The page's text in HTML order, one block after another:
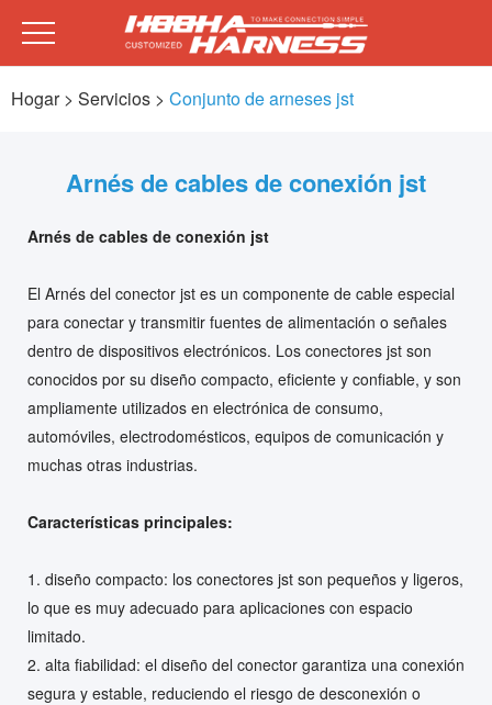
Hogar> Servicios > Conjunto de arneses jst
Arnés de cables de conexión jst
Arnés de cables de conexión jst
El Arnés del conector jst es un componente de cable especial
para conectar y transmitir fuentes de alimentación o señales
dentro de dispositivos electrónicos. Los conectores jst son
conocidos por su diseño compacto, eficiente y confiable, y son
ampliamente utilizados en electrónica de consumo,
automóviles, electrodomésticos, equipos de comunicación y
muchas otras industrias.
Características principales:
1. diseño compacto: los conectores jst son pequeños y ligeros,
lo que es muy adecuado para aplicaciones con espacio
limitado.
2. alta fiabilidad: el diseño del conector garantiza una conexión
segura y estable, reduciendo el riesgo de desconexión o